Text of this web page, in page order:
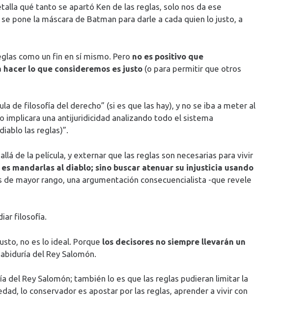
qué tanto se apartó Ken de las reglas, solo nos da ese
pone la máscara de Batman para darle a cada quien lo justo, a
como un fin en sí mismo. Pero no es positivo que
lo que consideremos es justo (o para permitir que otros
de filosofía del derecho” (si es que las hay), y no se iba a meter al
implicara una antijuridicidad analizando todo el sistema
las reglas)”.
de la película, y externar que las reglas son necesarias para vivir
mandarlas al diablo; sino buscar atenuar su injusticia usando
mayor rango, una argumentación consecuencialista -que revele
filosofía.
no es lo ideal. Porque los decisores no siempre llevarán un
del Rey Salomón.
del Rey Salomón; también lo es que las reglas pudieran limitar la
lo conservador es apostar por las reglas, aprender a vivir con